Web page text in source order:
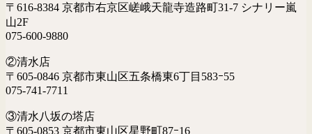
〒616-8384 京都市右京区嵯峨天龍寺造路町31-7 シナリー嵐
山2F
075-600-9880
②清水店
〒605-0846 京都市東山区五条橋東6丁目583ｰ55
075-741-7711
③清水八坂の塔店
〒605-0853 京都市東山区星野町87ｰ16